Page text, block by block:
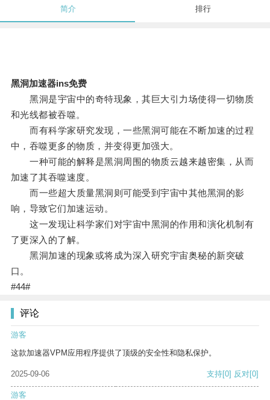
简介 排行
黑洞加速器ins免费
黑洞是宇宙中的奇特现象，其巨大引力场使得一切物质
和光线都被吞噬。
而有科学家研究发现，一些黑洞可能在不断加速的过程
中，吞噬更多的物质，并变得更加强大。
一种可能的解释是黑洞周围的物质云越来越密集，从而
加速了其吞噬速度。
而一些超大质量黑洞则可能受到宇宙中其他黑洞的影
响，导致它们加速运动。
这一发现让科学家们对宇宙中黑洞的作用和演化机制有
了更深入的了解。
黑洞加速的现象或将成为深入研究宇宙奥秘的新突破
口。
#44#
评论
游客
这款加速器VPM应用程序提供了顶级的安全性和隐私保护。
2025-09-06 支持[0] 反对[0]
游客